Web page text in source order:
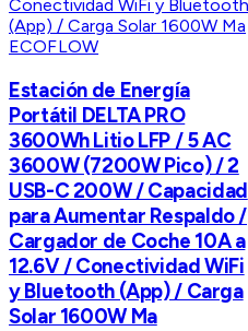
ECOFLOW
Estación de Energía
Portátil DELTA PRO
3600Wh Litio LFP / 5 AC
3600W (7200W Pico) / 2
USB-C 200W / Capacidad
para Aumentar Respaldo /
Cargador de Coche 10A a
12.6V / Conectividad WiFi
y Bluetooth (App) / Carga
Solar 1600W Ma